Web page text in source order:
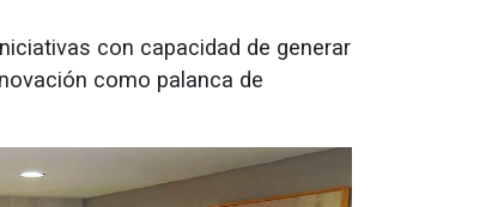
con capacidad de generar
como palanca de